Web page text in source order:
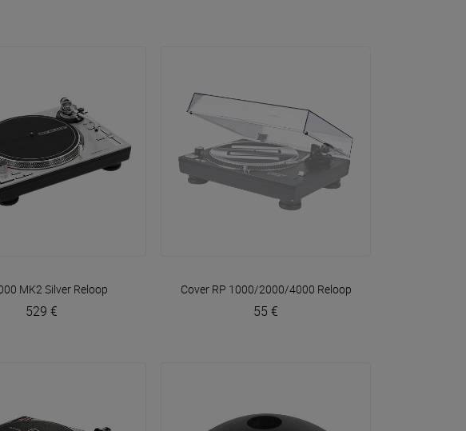
EN DÉTAIL
MK2 Silver Reloop
529 €
VOIR EN DÉTAIL
Cover RP 1000/2000/4000 Reloop
55 €